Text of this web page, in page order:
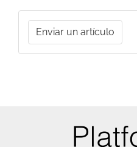
Enviar
unEnviar un artículo